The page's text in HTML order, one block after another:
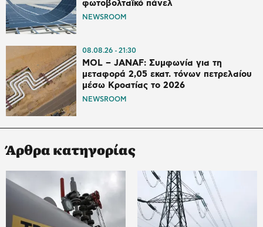
φωτοβολταϊκό πάνελ
NEWSROOM
08.08.26 21:30
MOL – JANAF: Συμφωνία για τη
μεταφορά 2,05 εκατ. τόνων πετρελαίου
μέσω Κροατίας το 2026
NEWSROOM
Άρθρα κατηγορίας